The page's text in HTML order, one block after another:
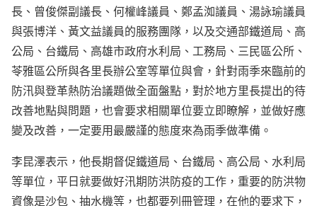
長、曾俊傑副議長、何權峰議員、鄭孟洳議員、湯詠瑜議員
與張博洋、黃文益議員的服務團隊，以及交通部鐵道局、高
公局、台鐵局、高雄市政府水利局、工務局、三民區公所、
苓雅區公所與各里長辦公室等單位與會，針對雨季來臨前的
防汛與登革熱防治議題做全面盤點，對於地方里長提出的待
改善地點與問題，也會要求相關單位要立即瞭解，並做好應
變及改善，一定要用最嚴謹的態度來為雨季做準備。
李昆澤表示，他長期督促鐵道局、台鐵局、高公局、水利局
等單位，平日就要做好汛期防洪防疫的工作，重要的防洪物
資像是沙包、抽水機等，也都要列冊管理，在他的要求下，